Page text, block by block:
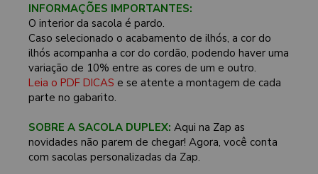
INFORMAÇÕES IMPORTANTES:
O interior da sacola é pardo.
Caso selecionado o acabamento de ilhós, a cor do
ilhós acompanha a cor do cordão, podendo haver uma
variação de 10% entre as cores de um e outro.
Leia o PDF DICAS e se atente a montagem de cada
parte no gabarito.
SOBRE A SACOLA DUPLEX: Aqui na Zap as
novidades não parem de chegar! Agora, você conta
com sacolas personalizadas da Zap.